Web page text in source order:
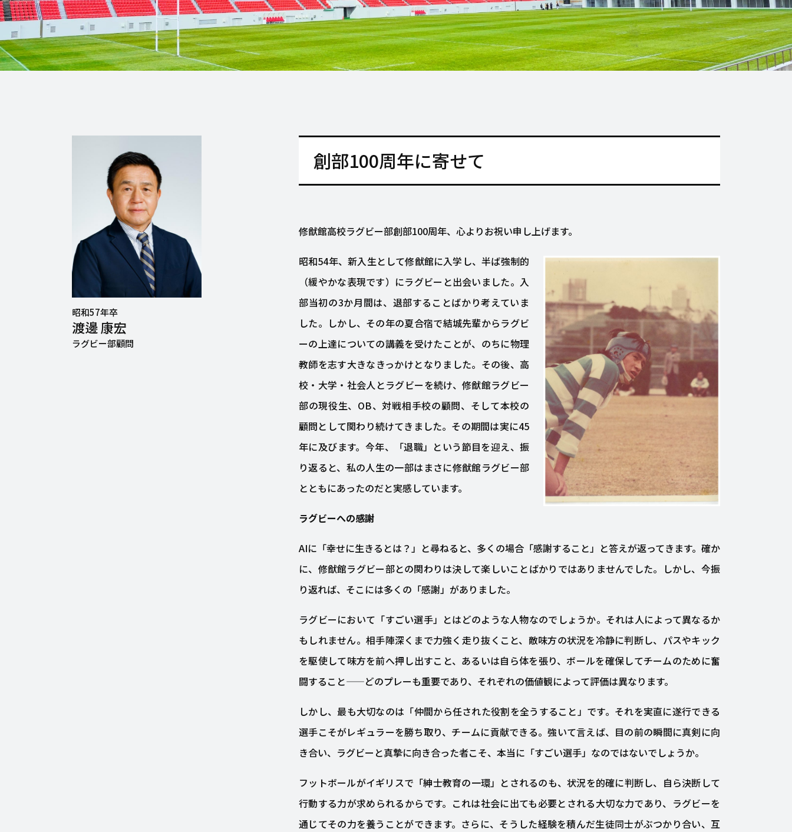
昭和57年卒
渡邊 康宏
ラグビー部顧問
創部100周年に寄せて
修猷館高校ラグビー部創部100周年、心よりお祝い申し上げます。
昭和54年、新入生として修猷館に入学し、半ば強制的
（緩やかな表現です）にラグビーと出会いました。入
部当初の3か月間は、退部することばかり考えていま
した。しかし、その年の夏合宿で結城先輩からラグビ
ーの上達についての講義を受けたことが、のちに物理
教師を志す大きなきっかけとなりました。その後、高
校・大学・社会人とラグビーを続け、修猷館ラグビー
部の現役生、OB、対戦相手校の顧問、そして本校の
顧問として関わり続けてきました。その期間は実に45
年に及びます。今年、「退職」という節目を迎え、振
り返ると、私の人生の一部はまさに修猷館ラグビー部
とともにあったのだと実感しています。
ラグビーへの感謝
AIに「幸せに生きるとは？」と尋ねると、多くの場合「感謝すること」と答えが返ってきます。確か
に、修猷館ラグビー部との関わりは決して楽しいことばかりではありませんでした。しかし、今振
り返れば、そこには多くの「感謝」がありました。
ラグビーにおいて「すごい選手」とはどのような人物なのでしょうか。それは人によって異なるか
もしれません。相手陣深くまで力強く走り抜くこと、敵味方の状況を冷静に判断し、パスやキック
を駆使して味方を前へ押し出すこと、あるいは自ら体を張り、ボールを確保してチームのために奮
闘すること——どのプレーも重要であり、それぞれの価値観によって評価は異なります。
しかし、最も大切なのは「仲間から任された役割を全うすること」です。それを実直に遂行できる
選手こそがレギュラーを勝ち取り、チームに貢献できる。強いて言えば、目の前の瞬間に真剣に向
き合い、ラグビーと真摯に向き合った者こそ、本当に「すごい選手」なのではないでしょうか。
フットボールがイギリスで「紳士教育の一環」とされるのも、状況を的確に判断し、自ら決断して
行動する力が求められるからです。これは社会に出ても必要とされる大切な力であり、ラグビーを
通じてその力を養うことができます。さらに、そうした経験を積んだ生徒同士がぶつかり合い、互